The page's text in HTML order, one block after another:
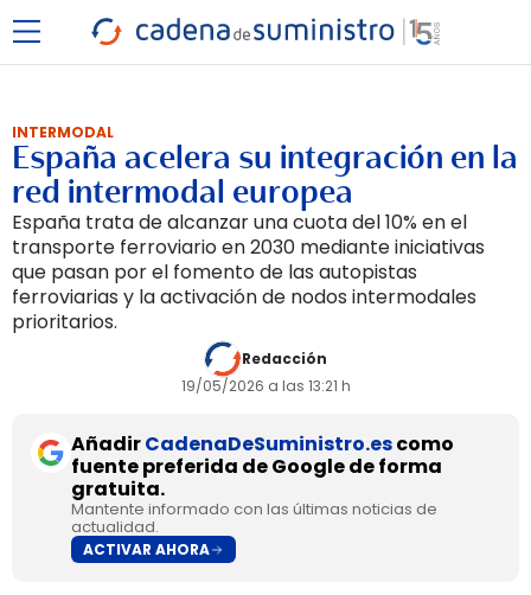
INTERMODAL
España acelera su integración en la
red intermodal europea
España trata de alcanzar una cuota del 10% en el
transporte ferroviario en 2030 mediante iniciativas
que pasan por el fomento de las autopistas
ferroviarias y la activación de nodos intermodales
prioritarios.
Redacción
19/05/2026 a las 13:21 h
AñadirCadenaDeSuministro.escomo
fuente preferida de Google de forma
gratuita.
Mantente informado con las últimas noticias de
actualidad.
ACTIVAR AHORA